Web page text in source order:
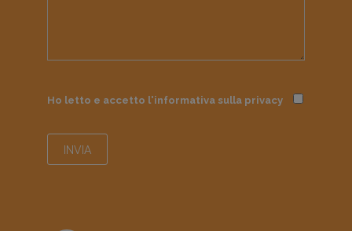
Ho letto e accetto l'informativa sulla privacy